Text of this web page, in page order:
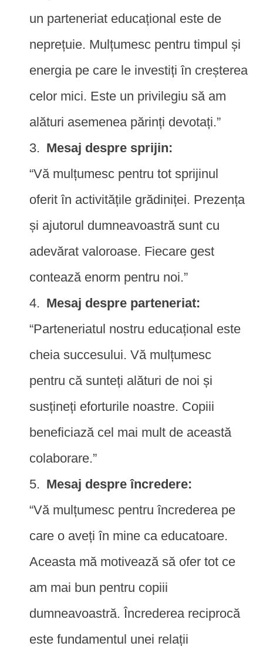
un parteneriat educațional este de
neprețuie. Mulțumesc pentru timpul și
energia pe care le investiți în creșterea
celor mici. Este un privilegiu să am
alături asemenea părinți devotați.”
Mesaj despre sprijin:
“Vă mulțumesc pentru tot sprijinul
oferit în activitățile grădiniței. Prezența
și ajutorul dumneavoastră sunt cu
adevărat valoroase. Fiecare gest
contează enorm pentru noi.”
Mesaj despre parteneriat:
“Parteneriatul nostru educațional este
cheia succesului. Vă mulțumesc
pentru că sunteți alături de noi și
susțineți eforturile noastre. Copiii
beneficiază cel mai mult de această
colaborare.”
Mesaj despre încredere:
“Vă mulțumesc pentru încrederea pe
care o aveți în mine ca educatoare.
Aceasta mă motivează să ofer tot ce
am mai bun pentru copiii
dumneavoastră. Încrederea reciprocă
este fundamentul unei relații